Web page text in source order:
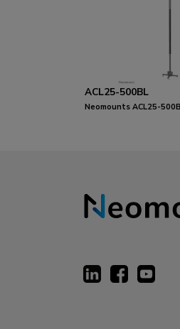
ACL25-500BL
Neomounts ACL25-